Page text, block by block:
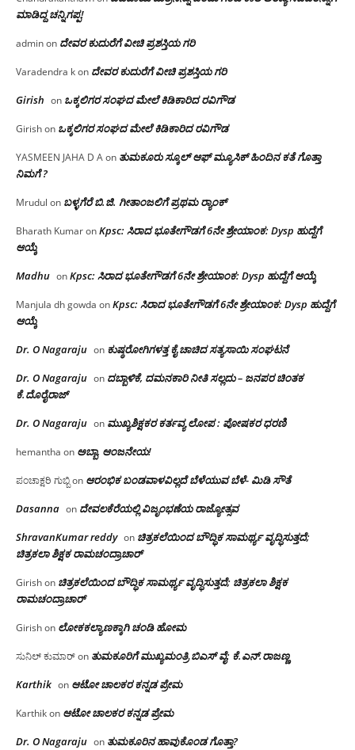
ಮಾಡಿದ್ದ ಚನ್ನಿಗಪ್ಪ!
adminon ದೇವರ ಕುದುರೆಗೆ ವೀಚಿ ಪ್ರಶಸ್ತಿಯ ಗರಿ
Varadendra kon ದೇವರ ಕುದುರೆಗೆ ವೀಚಿ ಪ್ರಶಸ್ತಿಯ ಗರಿ
Girish on ಒಕ್ಕಲಿಗರ ಸಂಘದ ಮೇಲೆ ಕಿಡಿಕಾರಿದ ರವಿಗೌಡ
Girishon ಒಕ್ಕಲಿಗರ ಸಂಘದ ಮೇಲೆ ಕಿಡಿಕಾರಿದ ರವಿಗೌಡ
YASMEEN JAHA D Aon ತುಮಕೂರು ಸ್ಕೂಲ್ ಆಫ್ ಮ್ಯೂಸಿಕ್ ಹಿಂದಿನ ಕತೆ ಗೊತ್ತಾ
ನಿಮಗೆ ?
Mrudul on ಬಳ್ಳಗೆರೆ ಬಿ.ಜಿ. ಗೀತಾಂಜಲಿಗೆ ಪ್ರಥಮ ರ‌್ಯಾಂಕ್
Bharath KumaronKpsc: ಸಿರಾದ ಭೂತೇಗೌಡಗೆ 6ನೇ ಶ್ರೇಯಾಂಕ: Dysp ಹುದ್ದೆಗೆ
ಆಯ್ಕೆ
Madhu onKpsc: ಸಿರಾದ ಭೂತೇಗೌಡಗೆ 6ನೇ ಶ್ರೇಯಾಂಕ: Dysp ಹುದ್ದೆಗೆ ಆಯ್ಕೆ
Manjula dh gowda onKpsc: ಸಿರಾದ ಭೂತೇಗೌಡಗೆ 6ನೇ ಶ್ರೇಯಾಂಕ: Dysp ಹುದ್ದೆಗೆ
ಆಯ್ಕೆ
Dr. O Nagaraju on ಕುಷ್ಠರೋಗಿಗಳತ್ತ ಕೈ ಚಾಚಿದ ಸತ್ಯಸಾಯಿ ಸಂಘಟನೆ
Dr. O Nagaraju on ದಬ್ಬಾಳಿಕೆ, ದಮನಕಾರಿ ನೀತಿ ಸಲ್ಲದು – ಜನಪರ ಚಿಂತಕ
ಕೆ.ದೊರೈರಾಜ್
Dr. O Nagaraju on ಮುಖ್ಯಶಿಕ್ಷಕರ ಕರ್ತವ್ಯ ಲೋಪ : ಪೋಷಕರ ಧರಣಿ
hemantha on ಅಬ್ಬಾ, ಆಂಜನೇಯ!
ಪಂಚಾಕ್ಷರಿ ಗುಬ್ಬಿon ಆರಂಭಿಕ ಬಂಡವಾಳವಿಲ್ಲದೆ ಬೆಳೆಯುವ ಬೆಳೆ- ಮಿಡಿ ಸೌತೆ
Dasanna on ದೇವಲಕೆರೆಯಲ್ಲಿ ವಿಜೃಂಭಣೆಯ ರಾಜ್ಯೋತ್ಸವ
ShravanKumar reddy on ಚಿತ್ರಕಲೆಯಿಂದ ಬೌದ್ಧಿಕ ಸಾಮರ್ಥ್ಯ ವೃದ್ಧಿಸುತ್ತದೆ;
ಚಿತ್ರಕಲಾ ಶಿಕ್ಷಕ ರಾಮಚಂದ್ರಾಚಾರ್
Girishon ಚಿತ್ರಕಲೆಯಿಂದ ಬೌದ್ಧಿಕ ಸಾಮರ್ಥ್ಯ ವೃದ್ಧಿಸುತ್ತದೆ; ಚಿತ್ರಕಲಾ ಶಿಕ್ಷಕ
ರಾಮಚಂದ್ರಾಚಾರ್
Girishon ಲೋಕಕಲ್ಯಾಣಕ್ಕಾಗಿ ಚಂಡಿ ಹೋಮ
ಸುನಿಲ್ ಕುಮಾರ್on ತುಮಕೂರಿಗೆ ಮುಖ್ಯಮಂತ್ರಿ ಬಿಎಸ್ ವೈ: ಕೆ.ಎನ್.ರಾಜಣ್ಣ
Karthik on ಆಟೋ ಚಾಲಕರ ಕನ್ನಡ ಪ್ರೇಮ
Karthikon ಆಟೋ ಚಾಲಕರ ಕನ್ನಡ ಪ್ರೇಮ
Dr. O Nagaraju on ತುಮಕೂರಿನ ಹಾವುಕೊಂಡ ಗೊತ್ತಾ?